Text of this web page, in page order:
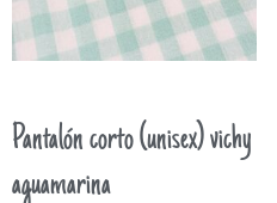
Pantalón corto (unisex) vichy
aguamarina